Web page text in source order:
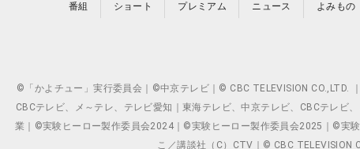
番組 ショート プレミアム ニュース よみもの
©「かよチュー」実行委員会｜©中京テレビ｜© CBC TELEVISION
CBCテレビ、メ～テレ、テレビ愛知｜東海テレビ、中京テレビ、CBCテレ
業｜©実験ヒーロー製作委員会2024｜©実験ヒーロー製作委員会2025｜©実
こ／講談社（C）CTV｜© CBC TELEVISION